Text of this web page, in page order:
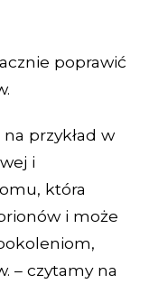
poprawić
przykład w
i
która
i może
– czytamy na